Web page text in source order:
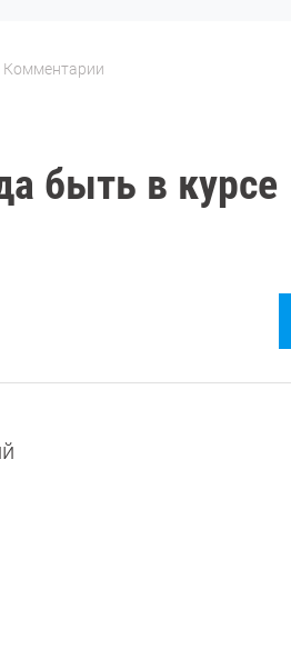
Комментарии
быть в курсе